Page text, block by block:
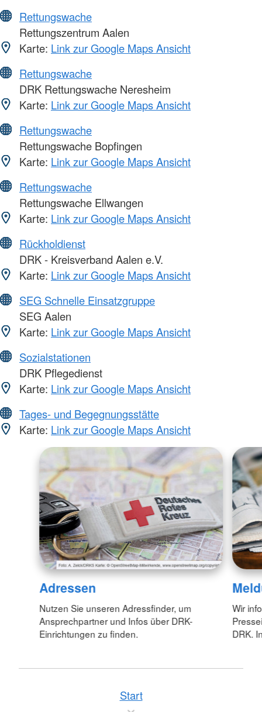
Rettungswache
Rettungszentrum Aalen
Karte: Link zur Google Maps Ansicht
Rettungswache
DRK Rettungswache Neresheim
Karte: Link zur Google Maps Ansicht
Rettungswache
Rettungswache Bopfingen
Karte: Link zur Google Maps Ansicht
Rettungswache
Rettungswache Ellwangen
Karte: Link zur Google Maps Ansicht
Rückholdienst
DRK - Kreisverband Aalen e.V.
Karte: Link zur Google Maps Ansicht
SEG Schnelle Einsatzgruppe
SEG Aalen
Karte: Link zur Google Maps Ansicht
Sozialstationen
DRK Pflegedienst
Karte: Link zur Google Maps Ansicht
Tages- und Begegnungsstätte
Karte: Link zur Google Maps Ansicht
Adressen
Nutzen Sie unseren Adressfinder, um
Ansprechpartner und Infos über DRK-
Einrichtungen zu finden.
Wir
DRK.
Start